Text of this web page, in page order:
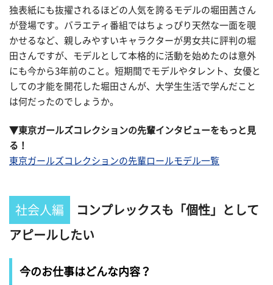
独表紙にも抜擢されるほどの人気を誇るモデルの堀田茜さん
が登場です。バラエティ番組ではちょっぴり天然な一面を覗
かせるなど、親しみやすいキャラクターが男女共に評判の堀
田さんですが、モデルとして本格的に活動を始めたのは意外
にも今から3年前のこと。短期間でモデルやタレント、女優と
しての才能を開花した堀田さんが、大学生生活で学んだこと
は何だったのでしょうか。
▼東京ガールズコレクションの先輩インタビューをもっと見
る！
東京ガールズコレクションの先輩ロールモデル一覧
社会人編 コンプレックスも「個性」として
アピールしたい
今のお仕事はどんな内容？